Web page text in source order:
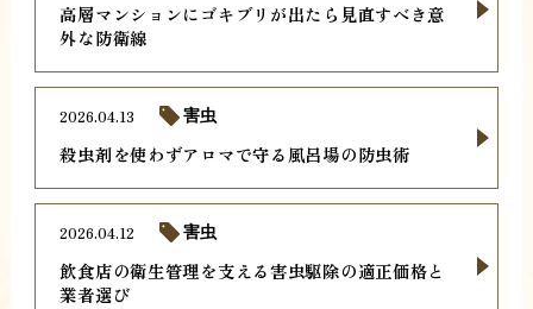
高層マンションにゴキブリが出たら見直すべき意
外な防衛線
殺虫剤を使わずアロマで守る風呂場の防虫術
2026.04.13 害虫
飲食店の衛生管理を支える害虫駆除の適正価格と
業者選び
2026.04.12 害虫